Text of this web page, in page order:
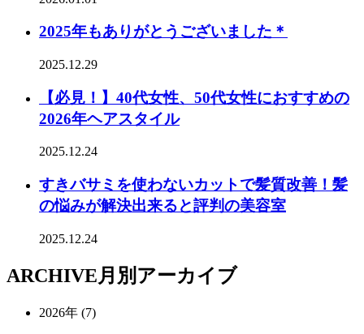
2025年もありがとうございました＊
2025.12.29
【必見！】40代女性、50代女性におすすめの
2026年ヘアスタイル
2025.12.24
すきバサミを使わないカットで髪質改善！髪
の悩みが解決出来ると評判の美容室
2025.12.24
ARCHIVE月別アーカイブ
2026年 (7)